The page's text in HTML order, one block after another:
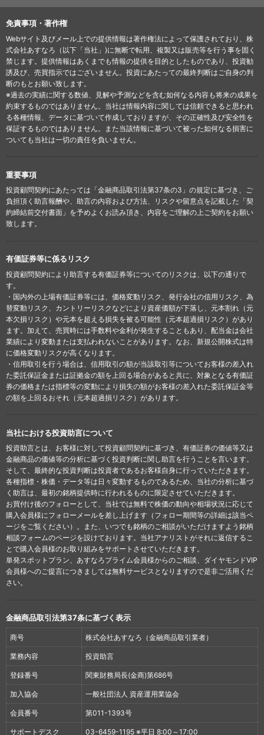
免責事項・著作権
Webサイト及びメール上での提供情報は著作権法によって保護されており、株
式会社あすなろ（以下「当社」)に無断で転用、複製又は販売等を行う事を固く
禁じます。提供情報はあくまでも情報の提供を目的としたものであり、投資勧
誘及び、売買指示ではございません。投資にあたっての最終判断はご自身の判
断のもとお願い致します。
※過去の実績に関する数値、見解や予測などを含む如何なる内容も将来の成果を
約束するものではありません。当社は情報内容に関しては信頼できると思われ
る各種情報、データに基づいて作成しておりますが、その正確性及び安全性を
保証するものではありません。また当該情報に基づいて被った如何なる損害に
ついても当社は一切の責任を負いません。
重要事項
投資顧問契約にあたっては「金融商品取引法第37条の3」の規定に基づき、ご
負担頂く助言報酬や、助言の内容および方法、リスクや留意点を記載した「契
約締結前交付書面」を予めよくお読み頂き、内容をご理解の上ご契約をお願い
致します。
有価証券等に係るリスク
投資顧問契約により助言する有価証券等についてのリスクは、以下の通りで
す。
・国内外の上場有価証券等には、価格変動リスク、発行会社の信用リスク、為
替変動リスク、カントリーリスクなどにより資産価額が下落し、元本割れ（元
本欠損リスク）や元本を超える損失を被る可能性（元本超過損リスク）があり
ます。加えて、売買時には手数料や金利が発生することもあり、配当金は会社
業績により変動または支払われないことがあります。なお、新規公開株式は特
に価格変動リスクが高くなります。
・信用取引を行う場合は、信用取引の額が当該取引等についてお客様の差入れ
た委託保証金または証拠金の額を上回る場合があると共に、対象となる有価証
券の価格または指標等の変動により損失の額がお客様の差入れた委託保証金等
の額を上回るおそれ（元本超過損リスク）があります。
当社における投資助言について
投資助言とは、お客様に対して投資顧問契約に基づき、有価証券の価値等又は
金融商品の価値等の分析に基づく投資判断に関し助言を行うことを言います。
そして、最終的な投資判断は投資者であるお客様自身に行っていただきます。
各種指標・株価・データ等は日々変動するものであるため、当社の分析に基づ
く助言は、最初の銘柄提供時に行われるものに限定させていただきます。
お買付け後のフォローとして、当社では無料で株価の動向や相場状況に応じて
購入会員様にフォローメールを差し上げます（フォロー期間等の詳細は該当ペ
ージをご覧ください）。また、いつでも銘柄のご相談がいただけますよう銘柄
相談フォームのページを設けております。当社アナリストがそれに返信するこ
とで購入会員様のお取り組みをサポートさせていただきます。
単発スポットプラン、あすなろプライム会員様からのご相談、ダイヤモンドVIP
会員様へのご提言につきましては無料サービスとなりますので是非ご活用くだ
さい。
金融商品取引法第37条に基づく表示
商号 株式会社あすなろ（金融商品取引業者）
業務内容 投資助言
登録番号 関東財務局長(金商)第686号
加入協会 一般社団法人 資産運用業協会
会員番号 第011-1393号
サポートデスク 03-6459-1195 ※平日 8:00～17:00